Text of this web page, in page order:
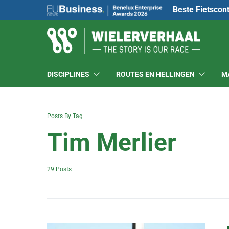
Beste
DISCIPLINES ROUTES EN HELLINGEN
Posts By Tag
Tim Merlier
29 Posts